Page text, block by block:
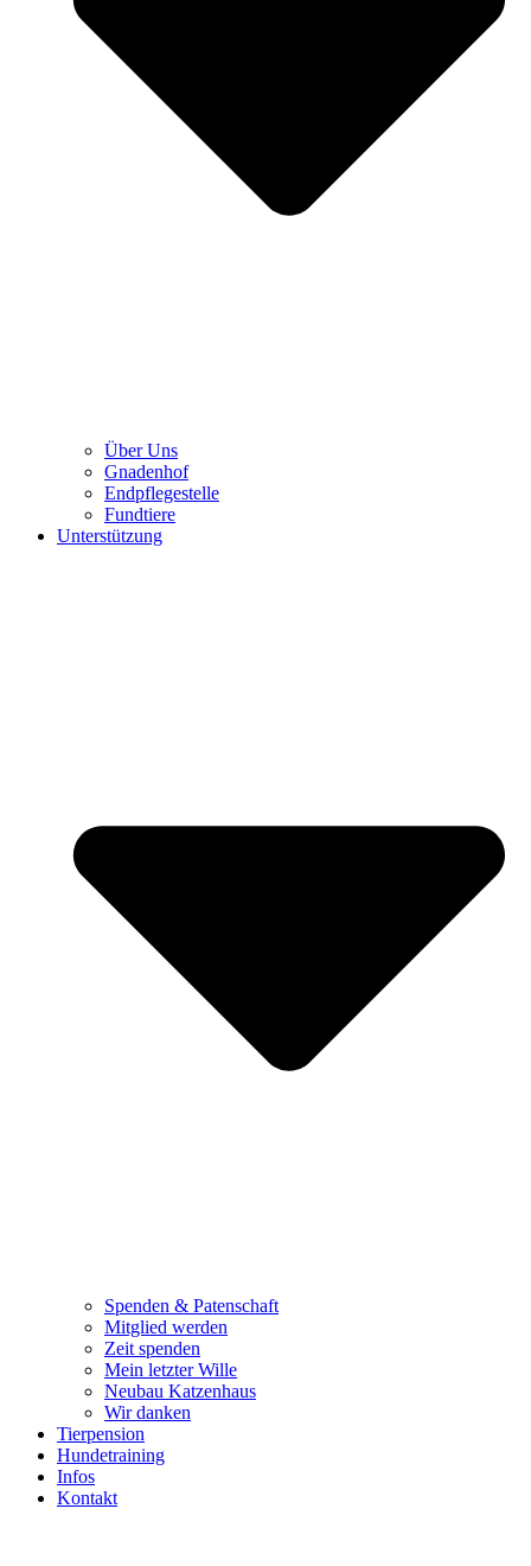
Über Uns
Gnadenhof
Endpflegestelle
Fundtiere
Unterstützung
Spenden & Patenschaft
Mitglied werden
Zeit spenden
Mein letzter Wille
Neubau Katzenhaus
Wir danken
Tierpension
Hundetraining
Infos
Kontakt